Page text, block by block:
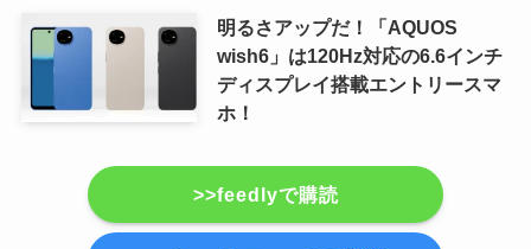
明るさアップだ！「AQUOS
wish6」は120Hz対応の6.6インチ
ディスプレイ搭載エントリースマ
ホ！
>>feedlyで購読